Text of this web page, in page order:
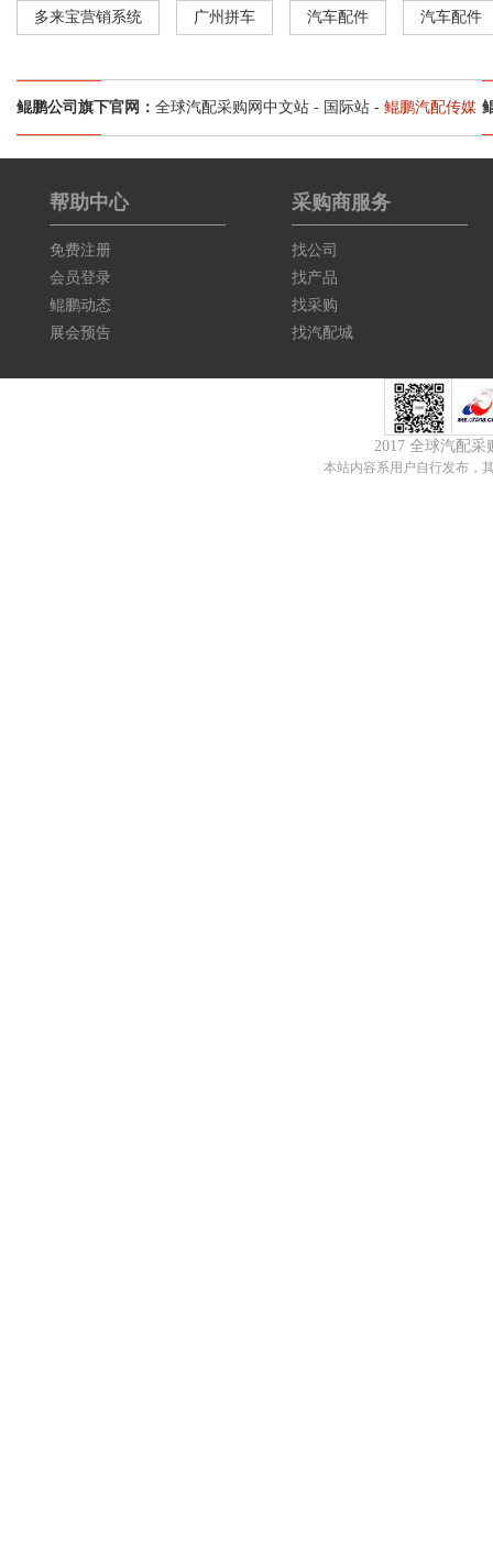
多来宝营销系统 广州拼车 汽车配件 汽车配件
鲲鹏公司旗下官网： 全球汽配采购网中文站 - 国际站 - 鲲鹏汽配传媒
帮助中心
免费注册
会员登录
鲲鹏动态
展会预告
采购商服务
找公司
找产品
找采购
找汽配城
2017 全球汽配
本站内容系用户自行发布，